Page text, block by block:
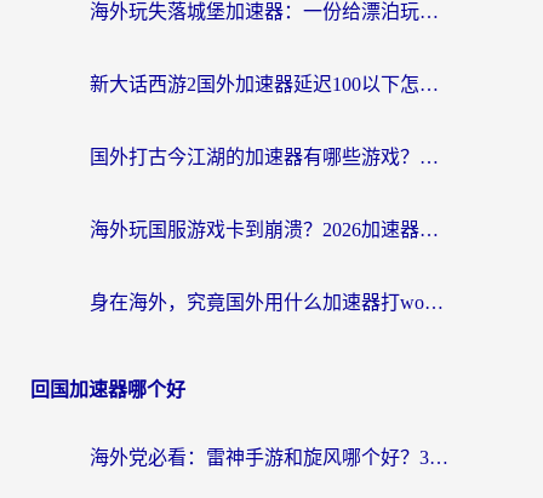
海外玩失落城堡加速器：一份给漂泊玩家的网络自救指南
新大话西游2国外加速器延迟100以下怎么办？海外党实测有效的低延迟指南
国外打古今江湖的加速器有哪些游戏？一个海外玩家的终极选择指南
海外玩国服游戏卡到崩溃？2026加速器免费推荐+实用指南（亲测有效）
身在海外，究竟国外用什么加速器打wow好？
回国加速器哪个好
海外党必看：雷神手游和旋风哪个好？3分钟选对回国加速器，无缝刷国内剧玩游戏